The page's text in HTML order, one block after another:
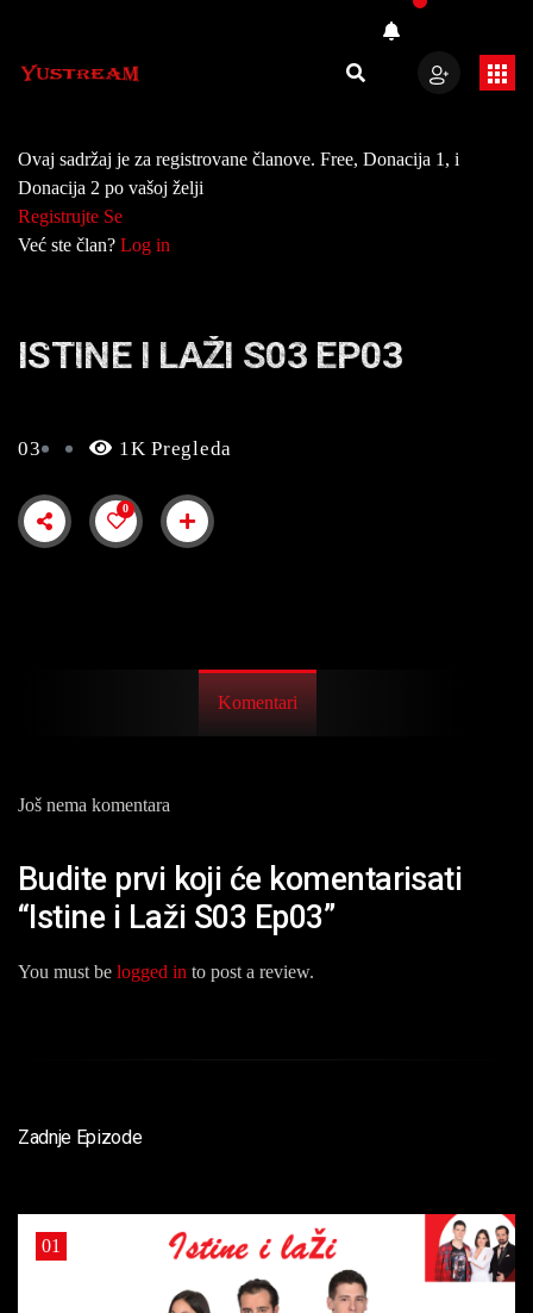
Ovaj sadržaj je za registrovane članove. Free, Donacija 1, i
Donacija 2 po vašoj želji
Registrujte Se
Već ste član? Log in
ISTINE I LAŽI S03 EP03
03 1K Pregleda
0
Komentari
Još nema komentara
Budite prvi koji će komentarisati
“Istine i Laži S03 Ep03”
You must be logged in to post a review.
Zadnje Epizode
01